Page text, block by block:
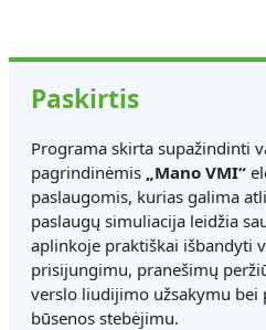
Paskirtis
Programa skirta supažindinti
pagrindinėmis
„Mano VMI“
paslaugomis, kurias galima
paslaugų simuliacija leidžia
aplinkoje praktiškai išbandyti
prisijungimu, pranešimų
verslo liudijimo užsakymu bei
būsenos stebėjimu.